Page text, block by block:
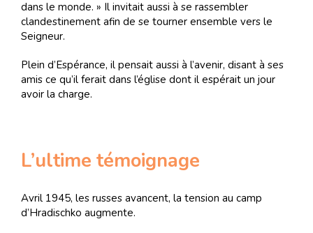
dans le monde. » Il invitait aussi à se rassembler
clandestinement afin de se tourner ensemble vers le
Seigneur.
Plein d’Espérance, il pensait aussi à l’avenir, disant à ses
amis ce qu’il ferait dans l’église dont il espérait un jour
avoir la charge.
L’ultime témoignage
Avril 1945, les russes avancent, la tension au camp
d’Hradischko augmente.